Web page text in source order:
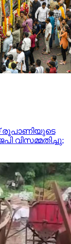
രൂപാണിയുടെ
വിസമ്മതിച്ചു;